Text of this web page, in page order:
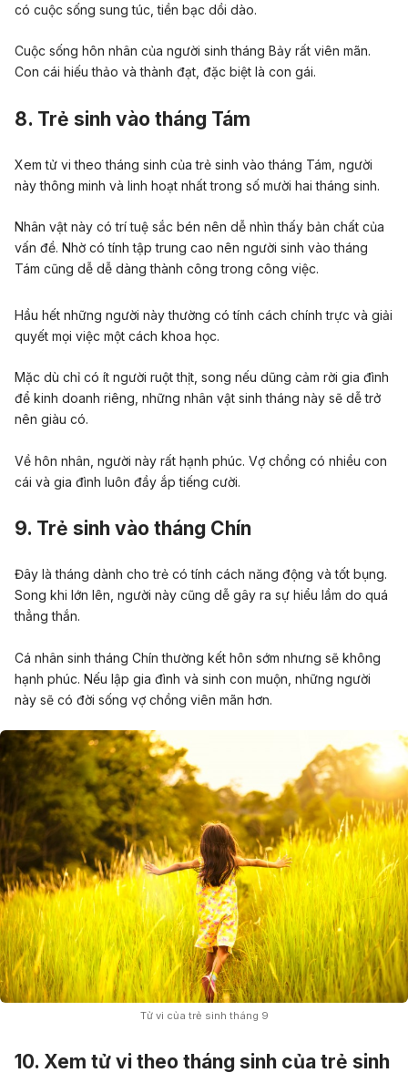
có cuộc sống sung túc, tiền bạc dồi dào.
Cuộc sống hôn nhân của người sinh tháng Bảy rất viên mãn.
Con cái hiếu thảo và thành đạt, đặc biệt là con gái.
8. Trẻ sinh vào tháng Tám
Xem tử vi theo tháng sinh của trẻ sinh vào tháng Tám, người
này thông minh và linh hoạt nhất trong số mười hai tháng sinh.
Nhân vật này có trí tuệ sắc bén nên dễ nhìn thấy bản chất của
vấn đề. Nhờ có tính tập trung cao nên người sinh vào tháng
Tám cũng dễ dễ dàng thành công trong công việc.
Hầu hết những người này thường có tính cách chính trực và giải
quyết mọi việc một cách khoa học.
Mặc dù chỉ có ít người ruột thịt, song nếu dũng cảm rời gia đình
để kinh doanh riêng, những nhân vật sinh tháng này sẽ dễ trở
nên giàu có.
Về hôn nhân, người này rất hạnh phúc. Vợ chồng có nhiều con
cái và gia đình luôn đầy ắp tiếng cười.
9. Trẻ sinh vào tháng Chín
Đây là tháng dành cho trẻ có tính cách năng động và tốt bụng.
Song khi lớn lên, người này cũng dễ gây ra sự hiểu lầm do quá
thẳng thắn.
Cá nhân sinh tháng Chín thường kết hôn sớm nhưng sẽ không
hạnh phúc. Nếu lập gia đình và sinh con muộn, những người
này sẽ có đời sống vợ chồng viên mãn hơn.
Tử vi của trẻ sinh tháng 9
10. Xem tử vi theo tháng sinh của trẻ sinh